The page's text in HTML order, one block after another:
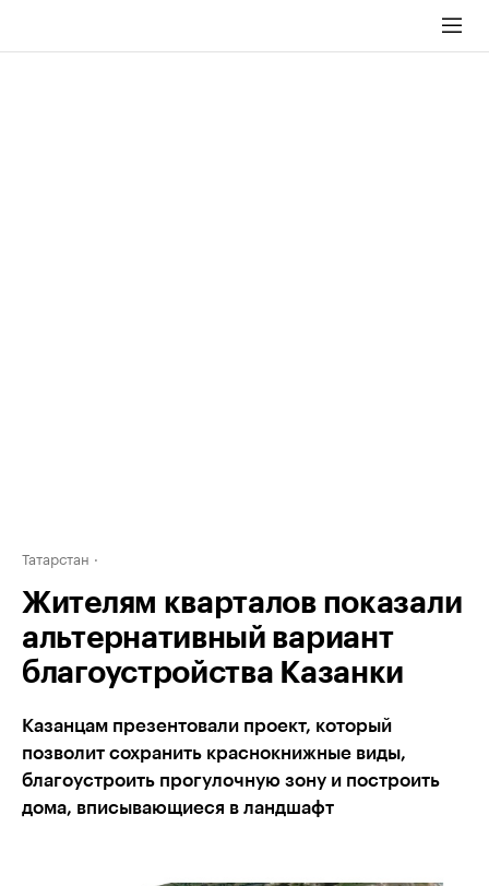
Татарстан
Жителям кварталов показали
альтернативный вариант
благоустройства Казанки
Казанцам презентовали проект, который
позволит сохранить краснокнижные виды,
благоустроить прогулочную зону и построить
дома, вписывающиеся в ландшафт